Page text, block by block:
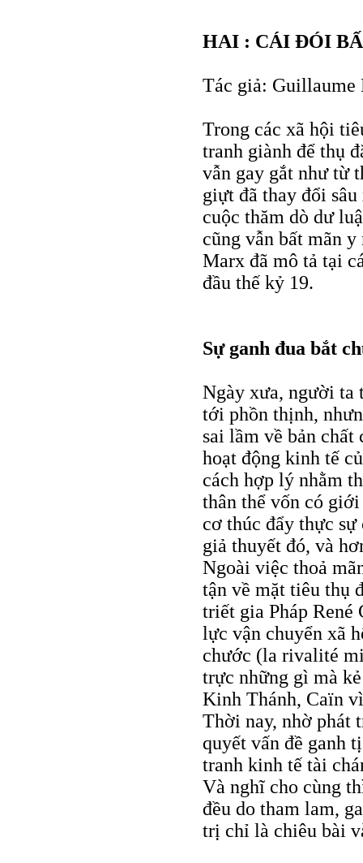
HAI : CÁI ĐÓI
Tác giả: Guillaume
Trong các xã hội
tranh giành để thụ
vẫn gay gắt như từ
giựt đã thay đổi
cuộc thăm dò dư
cũng vẫn bất mãn
Marx đã mô tả tại
đầu thế kỷ 19.
Sự ganh đua bắt
Ngày xưa, người ta
tới phồn thịnh,
sai lầm về bản
hoạt động kinh tế
cách hợp lý nhằm
thân thể vốn có
cơ thúc đẩy thực
giả thuyết đó, và
Ngoài việc thoả
tận về mặt tiêu thụ
triết gia Pháp René
lực vận chuyển xã
chước (la rivalité
trực những gì mà
Kinh Thánh, Caïn
Thời nay, nhờ phát
quyết vấn đề ganh
tranh kinh tế tài
Và nghĩ cho cùng
đều do tham lam,
trị chỉ là chiêu bài